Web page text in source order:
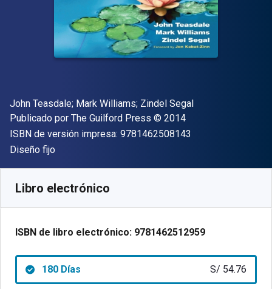
Autor(es)
John Teasdale; Mark Williams; Zindel Segal
Editor
Publicado por The Guilford Press Copyright
© 2014
ISBN de versión impresa: 9781462508143
Formato
Diseño fijo
Libro electrónico
ISBN de libro electrónico: 9781462512959
180 Días S/ 54.76